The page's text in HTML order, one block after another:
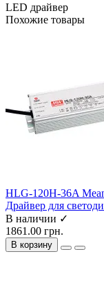
LED драйвер
Похожие товары
HLG-120H-36A
Драйвер для
В наличии ✓
1861.00 грн.
В корзину